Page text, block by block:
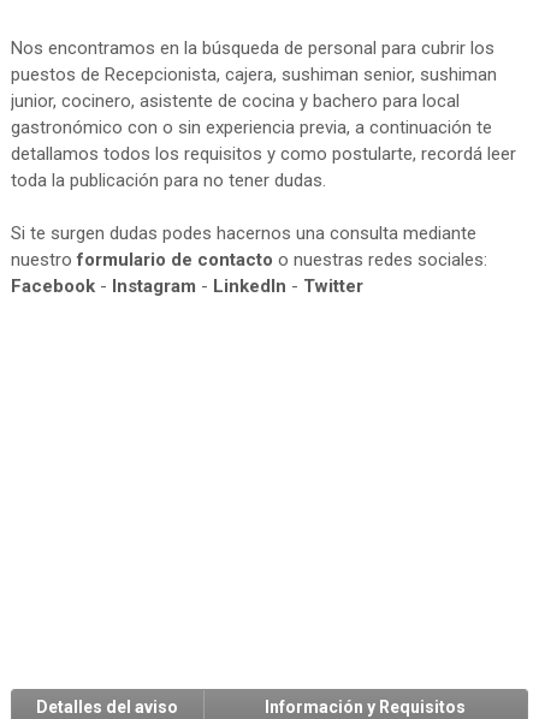
Nos encontramos en la búsqueda de personal para cubrir los
puestos de Recepcionista, cajera, sushiman senior, sushiman
junior, cocinero, asistente de cocina y bachero para local
gastronómico con o sin experiencia previa, a continuación te
detallamos todos los requisitos y como postularte, recordá leer
toda la publicación para no tener dudas.
Si te surgen dudas podes hacernos una consulta mediante
nuestroformulario de contacto o nuestras redes sociales:
Facebook- Instagram - LinkedIn - Twitter
Detalles del aviso
Información y Requisitos